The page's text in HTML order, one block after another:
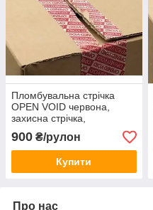
Пломбувальна стрічка
OPEN VOID червона,
захисна стрічка,
гарантійний скотч,
індикаторний скотч,
пломбувальний скотч
рулон 50м*50мм
900 ₴/рулон
Купити
Про нас